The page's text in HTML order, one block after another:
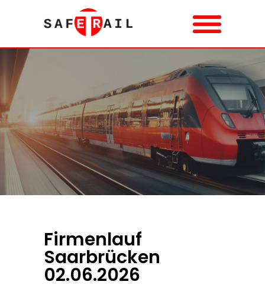
Firmenlauf
Saarbrücken
02.06.2026